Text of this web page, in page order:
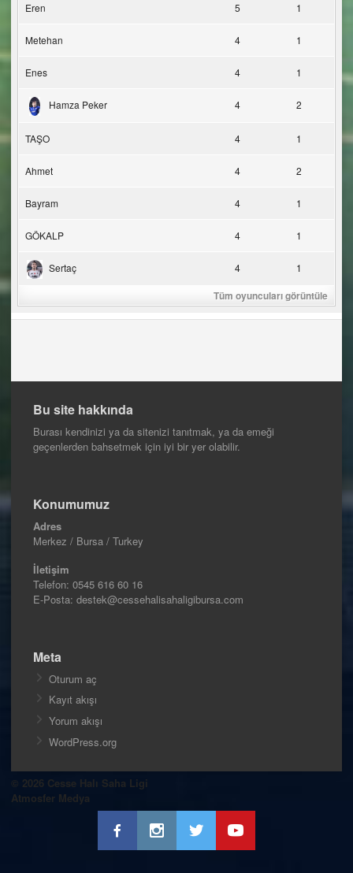
Eren 5 1
Metehan 4 1
Enes 4 1
Hamza Peker 4 2
TAŞO 4 1
Ahmet 4 2
Bayram 4 1
GÖKALP 4 1
Sertaç 4 1
Tüm oyuncuları görüntüle
Bu site hakkında
Burası kendinizi ya da sitenizi tanıtmak, ya da emeği
geçenlerden bahsetmek için iyi bir yer olabilir.
Konumumuz
Adres
Merkez / Bursa / Turkey
İletişim
Telefon: 0545 616 60 16
E-Posta: destek@cessehalisahaligibursa.com
Meta
Oturum aç
Kayıt akışı
Yorum akışı
WordPress.org
© 2026 Cesse Halı Saha Ligi
Atmosfer Medya